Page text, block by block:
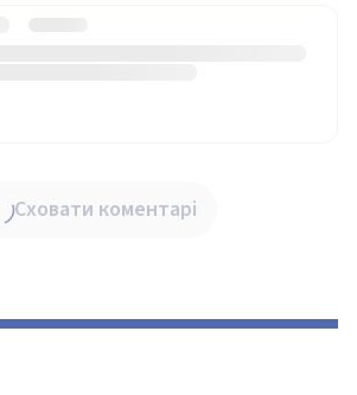
Сховати коментарі